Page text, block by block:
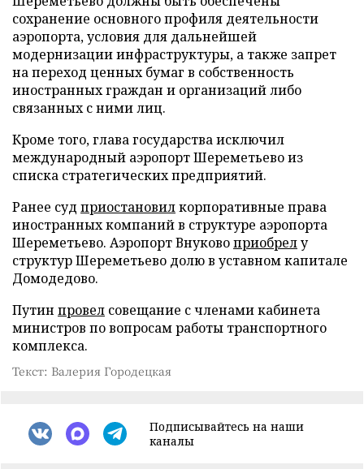
сохранение основного профиля деятельности
аэропорта, условия для дальнейшей
модернизации инфраструктуры, а также запрет
на переход ценных бумаг в собственность
иностранных граждан и организаций либо
связанных с ними лиц.
Кроме того, глава государства исключил
международный аэропорт Шереметьево из
списка стратегических предприятий.
Ранее суд приостановилкорпоративные права
иностранных компаний в структуре аэропорта
Шереметьево. Аэропорт Внуковоприобрелу
структур Шереметьево долю в уставном капитале
Домодедово.
Путин провел совещание с членами кабинета
министров по вопросам работы транспортного
комплекса.
Текст: Валерия Городецкая
Подписывайтесь на наши
каналы